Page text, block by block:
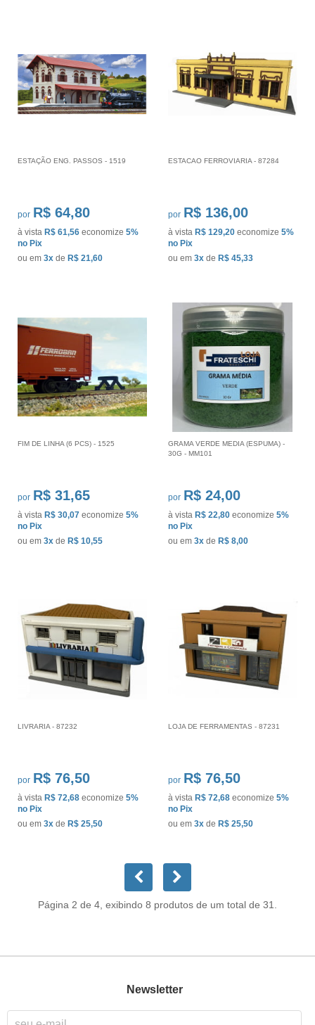
ESTAÇÃO ENG. PASSOS - 1519
por R$ 64,80
à vista R$ 61,56 economize 5%
no Pix
ou em 3x de R$ 21,60
ESTACAO FERROVIARIA - 87284
por R$ 136,00
à vista R$ 129,20 economize 5%
no Pix
ou em 3x de R$ 45,33
FIM DE LINHA (6 PCS) - 1525
por R$ 31,65
à vista R$ 30,07 economize 5%
no Pix
ou em 3x de R$ 10,55
GRAMA VERDE MEDIA (ESPUMA) -
30G - MM101
por R$ 24,00
à vista R$ 22,80 economize 5%
no Pix
ou em 3x de R$ 8,00
LIVRARIA - 87232
por R$ 76,50
à vista R$ 72,68 economize 5%
no Pix
ou em 3x de R$ 25,50
LOJA DE FERRAMENTAS - 87231
por R$ 76,50
à vista R$ 72,68 economize 5%
no Pix
ou em 3x de R$ 25,50
Página 2 de 4, exibindo 8 produtos de um total de 31.
Newsletter